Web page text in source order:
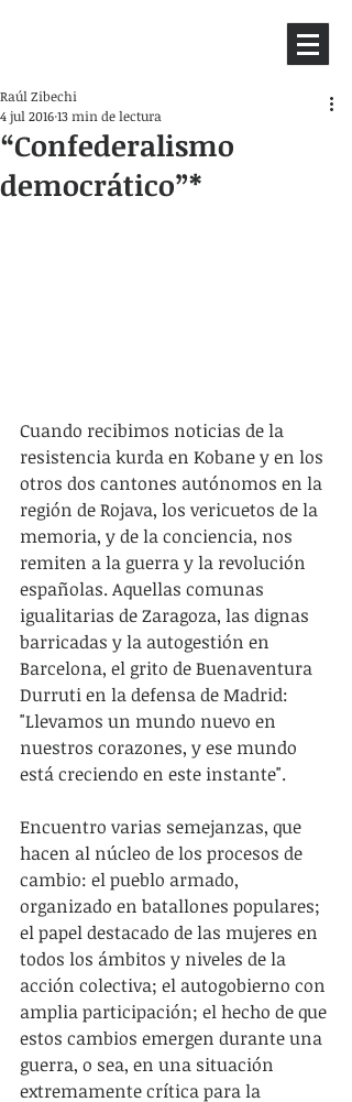
“Confederalismo
democrático”*
Raúl Zibechi
4 jul 201613 min de lectura
Cuando recibimos noticias de la
resistencia kurda en Kobane y en los
otros dos cantones autónomos en la
región de Rojava, los vericuetos de la
memoria, y de la conciencia, nos
remiten a la guerra y la revolución
españolas. Aquellas comunas
igualitarias de Zaragoza, las dignas
barricadas y la autogestión en
Barcelona, el grito de Buenaventura
Durruti en la defensa de Madrid:
"Llevamos un mundo nuevo en
nuestros corazones, y ese mundo
está creciendo en este instante".
Encuentro varias semejanzas, que
hacen al núcleo de los procesos de
cambio: el pueblo armado,
organizado en batallones populares;
el papel destacado de las mujeres en
todos los ámbitos y niveles de la
acción colectiva; el autogobierno con
amplia participación; el hecho de que
estos cambios emergen durante una
guerra, o sea, en una situación
extremamente crítica para la